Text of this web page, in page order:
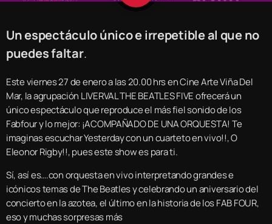
Un espectáculo único e irrepetible al que no
puedes faltar.
Este viernes 27 de enero a las 20.00 hrs en Cine Arte Viña Del
Mar, la agrupación LIVERVAL THE BEATLES FIVE ofrecerá un
único espectáculo que reproduce el más fiel sonido de los
Fabfour y lo mejor: ¡ACOMPAÑADO DE UNA ORQUESTA! Te
imaginas escuchar Yesterday con un cuarteto en vivo!!, O
Eleonor Rigby!!, pues este show es para ti.
Sí, así es….con orquesta en vivo interpretando grandes e
icónicos temas de The Beatles y celebrando un aniversario del
concierto en la azotea, el último en la historia de los FAB FOUR,
eso y muchas sorpresas más